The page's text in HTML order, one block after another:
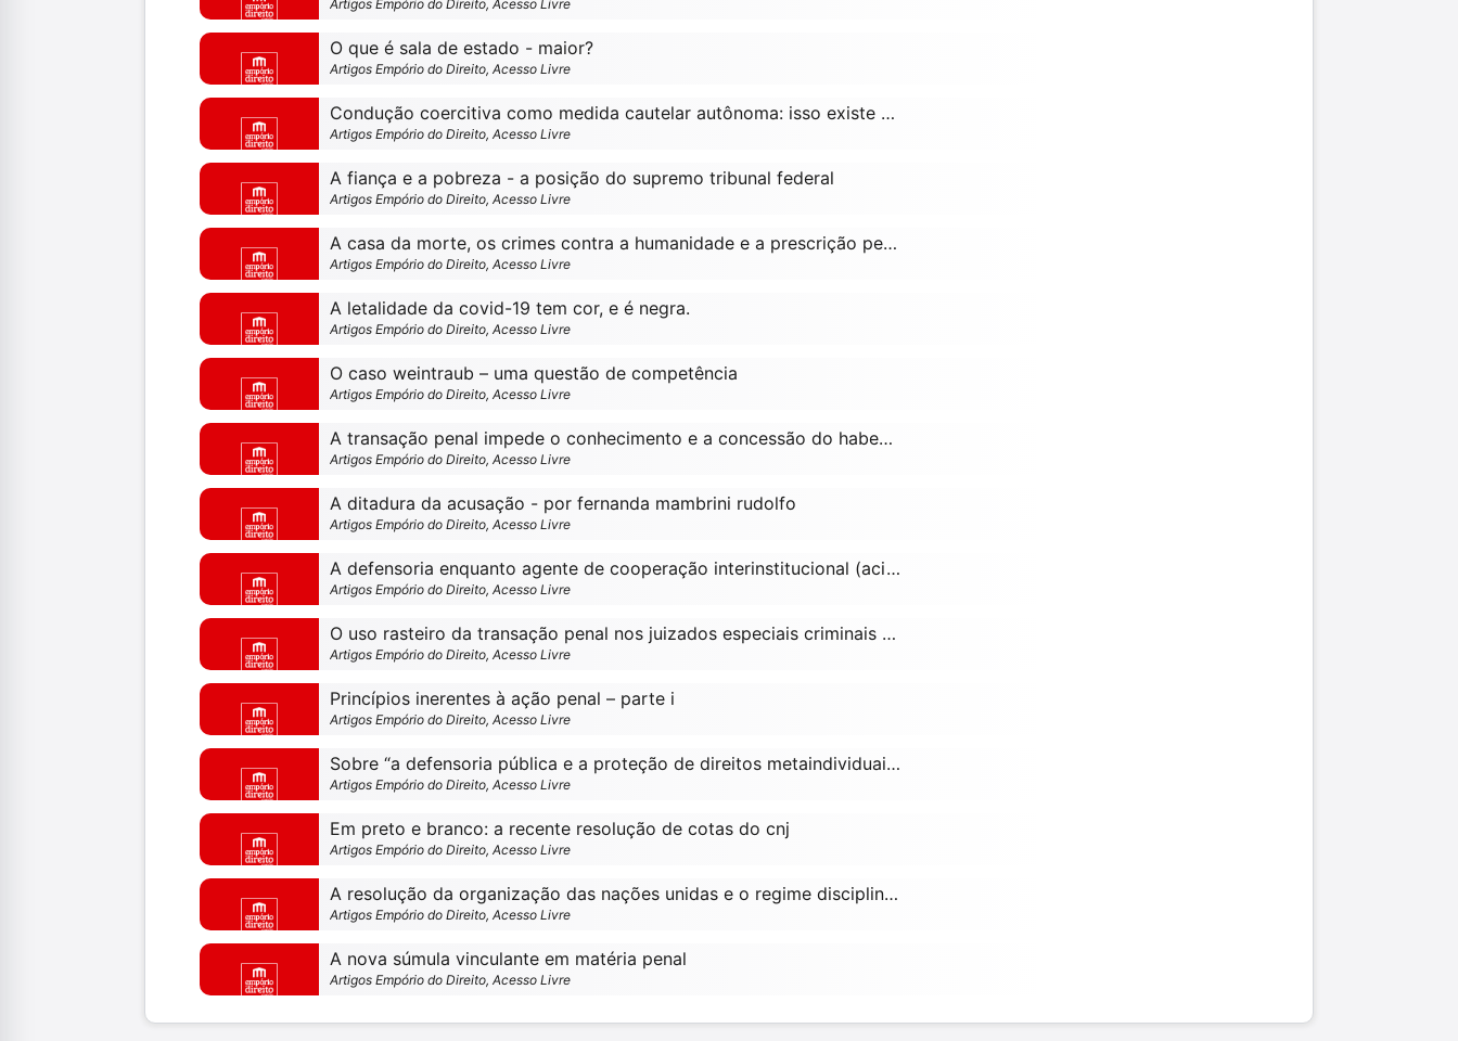
Artigos Empório do Direito, Acesso Livre
O que é sala de estado - maior?
Artigos Empório do Direito, Acesso Livre
Condução coercitiva como medida cautelar autônoma: isso existe mesmo no brasil?
Artigos Empório do Direito, Acesso Livre
A fiança e a pobreza - a posição do supremo tribunal federal
Artigos Empório do Direito, Acesso Livre
A casa da morte, os crimes contra a humanidade e a prescrição penal[1]
Artigos Empório do Direito, Acesso Livre
A letalidade da covid-19 tem cor, e é negra.
Artigos Empório do Direito, Acesso Livre
O caso weintraub – uma questão de competência
Artigos Empório do Direito, Acesso Livre
A transação penal impede o conhecimento e a concessão do habeas corpus? a posição do supremo tribunal federal
Artigos Empório do Direito, Acesso Livre
A ditadura da acusação - por fernanda mambrini rudolfo
Artigos Empório do Direito, Acesso Livre
A defensoria enquanto agente de cooperação interinstitucional (aci) nas ações nacionais: a intervenção da amiga das comunidades vulneráveis
Artigos Empório do Direito, Acesso Livre
O uso rasteiro da transação penal nos juizados especiais criminais – por paulo silas taporosky filho
Artigos Empório do Direito, Acesso Livre
Princípios inerentes à ação penal – parte i
Artigos Empório do Direito, Acesso Livre
Sobre “a defensoria pública e a proteção de direitos metaindividuais por meio da ação civil pública”, de amanda oliari melotto
Artigos Empório do Direito, Acesso Livre
Em preto e branco: a recente resolução de cotas do cnj
Artigos Empório do Direito, Acesso Livre
A resolução da organização das nações unidas e o regime disciplinar diferenciado
Artigos Empório do Direito, Acesso Livre
A nova súmula vinculante em matéria penal
Artigos Empório do Direito, Acesso Livre